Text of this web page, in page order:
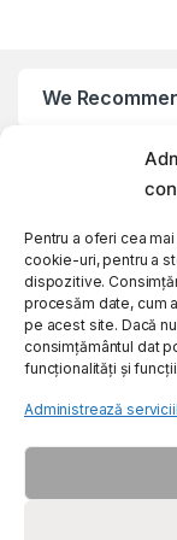
Pentru a oferi cea
cookie-uri, pentru a
dispozitive.
procesăm date, cum
pe acest site. Dacă
consimțământul dat
funcționalități și funcții.
Administrează
We
My Account
Customer
About Us